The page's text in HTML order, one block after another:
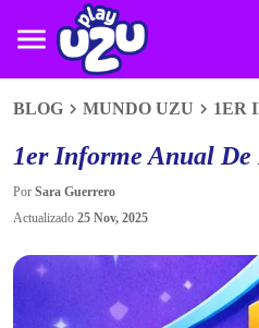
BLOG MUNDO UZU 1ER
1er Informe Anual
Por Sara Guerrero
Actualizado 25 Nov, 2025